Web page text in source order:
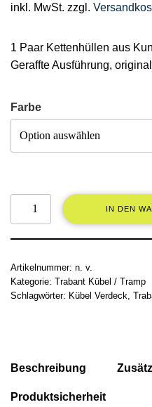
inkl. MwSt. zzgl.
1 Paar Kettenhüllen aus
Geraffte Ausführung,
Farbe
IN DEN
Artikelnummer: n. v.
Kategorie: Trabant Kübel / Tramp
Schlagwörter: Kübel Verdeck
Beschreibung
Produktsicherheit